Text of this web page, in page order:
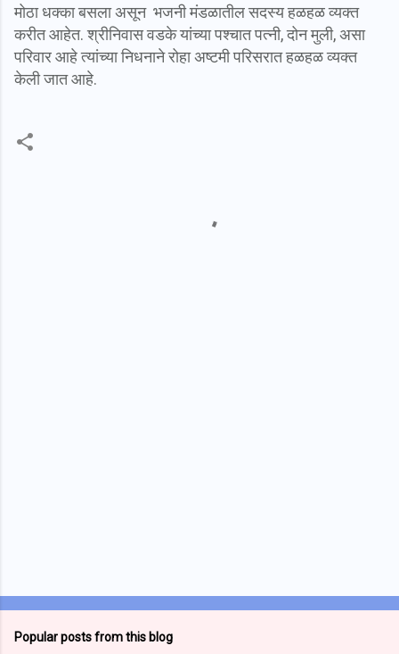
मोठा धक्का बसला असून भजनी मंडळातील सदस्य हळहळ व्यक्त
करीत आहेत. श्रीनिवास वडके यांच्या पश्चात पत्नी, दोन मुली, असा
परिवार आहे त्यांच्या निधनाने रोहा अष्टमी परिसरात हळहळ व्यक्त
केली जात आहे.
Popular posts from this blog